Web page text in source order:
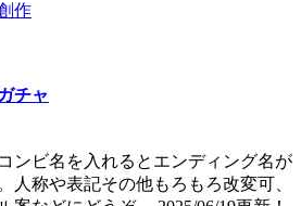
作
チャ
ンビ名を入れるとエンディング名が
人称や表記その他もろもろ改変可、